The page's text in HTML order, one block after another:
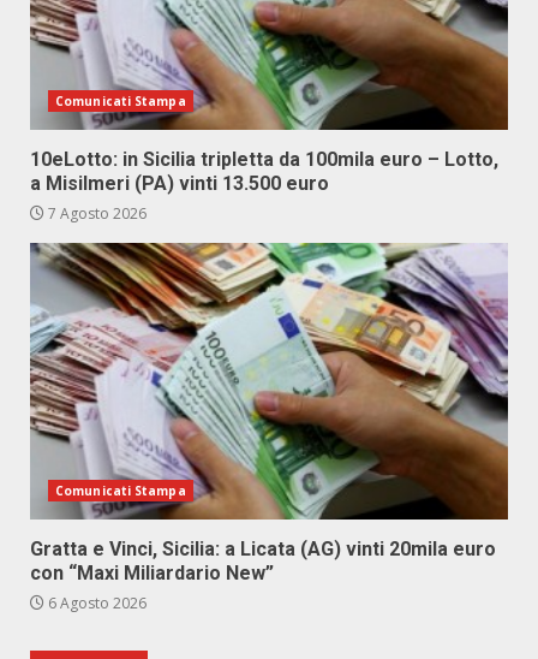
Comunicati Stampa
10eLotto: in Sicilia tripletta da 100mila euro – Lotto,
a Misilmeri (PA) vinti 13.500 euro
7 Agosto 2026
Comunicati Stampa
Gratta e Vinci, Sicilia: a Licata (AG) vinti 20mila euro
con “Maxi Miliardario New”
6 Agosto 2026